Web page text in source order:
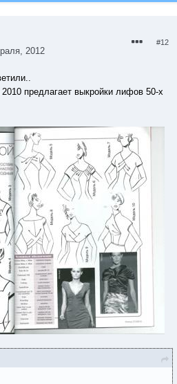
2012
#12
предлагает выкройки лифов 50-х